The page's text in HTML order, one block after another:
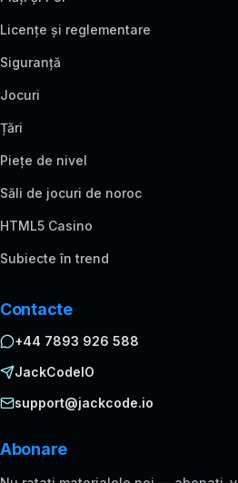
Licențe și reglementare
Siguranță
Jocuri
Țări
Piețe de nivel
Săli de jocuri de noroc
HTML5 Casino
Subiecte în trend
Contacte
+44 7893 926 588
JackCodeIO
support@jackcode.io
Abonare